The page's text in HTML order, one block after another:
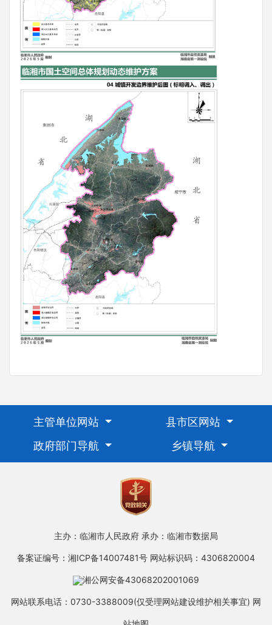
主管单位网站
县市区网站
政府部门导航
乡镇导航
主办：临湘市人民政府 承办：临湘市数据局
备案证编号：湘ICP备14007481号 网站标识码：4306820004
湘公网安备43068202001069
网站联系电话：0730-3388009(仅受理网站建设维护相关事宜) 网